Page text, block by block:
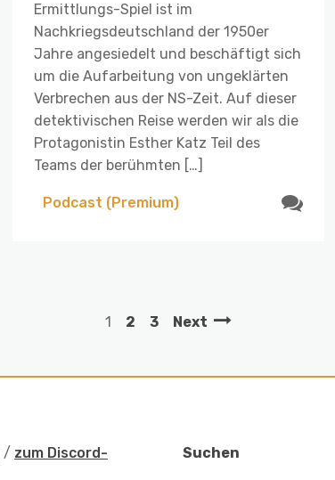
Ermittlungs-Spiel ist im
Nachkriegsdeutschland der 1950er
Jahre angesiedelt und beschäftigt sich
um die Aufarbeitung von ungeklärten
Verbrechen aus der NS-Zeit. Auf dieser
detektivischen Reise werden wir als die
Protagonistin Esther Katz Teil des
Teams der berühmten […]
Podcast (Premium)
1 2 3 Next
/ zum Discord-
Suchen